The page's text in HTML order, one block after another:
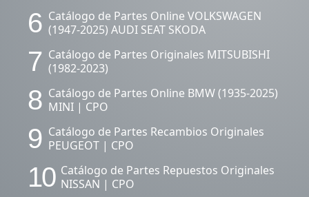
6 Catálogo de Partes Online VOLKSWAGEN
(1947-2025) AUDI SEAT SKODA
7 Catálogo de Partes Originales MITSUBISHI
(1982-2023)
8 Catálogo de Partes Online BMW (1935-2025)
MINI | CPO
9 Catálogo de Partes Recambios Originales
PEUGEOT | CPO
10 Catálogo de Partes Repuestos Originales
NISSAN | CPO